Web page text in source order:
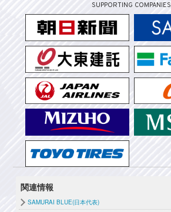
SUPPORTING COMPANIES
関連情報
SAMURAI BLUE(日本代表)